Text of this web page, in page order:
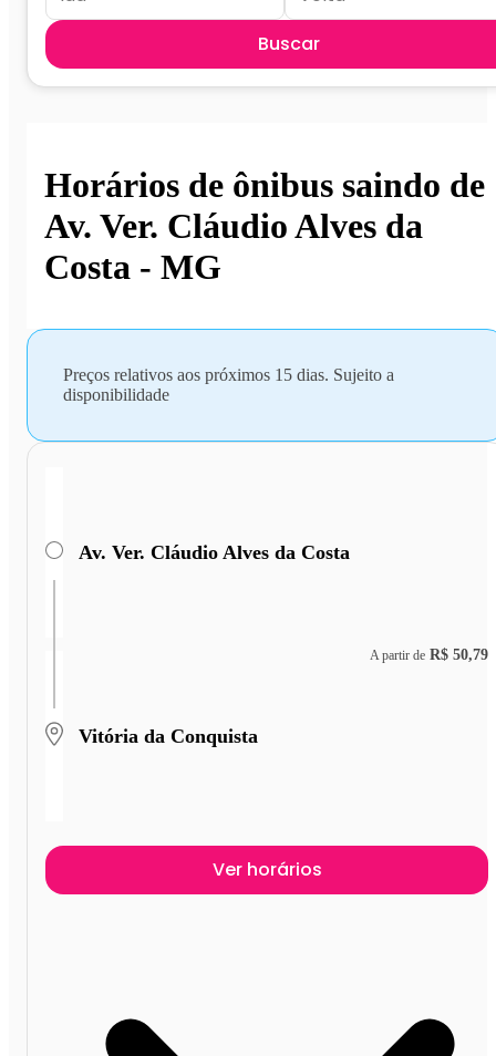
Buscar
Horários de ônibus saindo de
Av. Ver. Cláudio Alves da
Costa - MG
Preços relativos aos próximos 15 dias. Sujeito a
disponibilidade
Av. Ver. Cláudio Alves da Costa
Vitória da Conquista
A partir de R$ 50,79
Ver horários